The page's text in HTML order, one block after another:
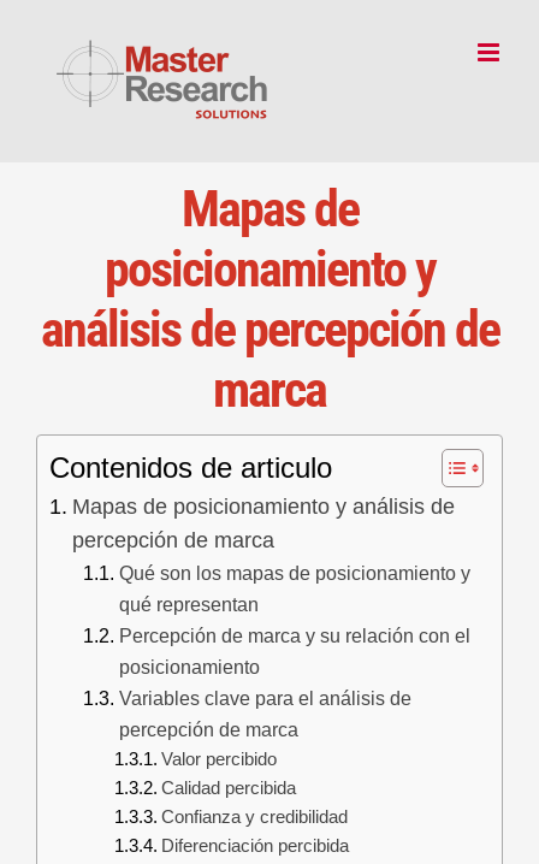
content
Mapas de
posicionamiento y
análisis de percepción de
marca
Contenidos de articulo
Mapas de posicionamiento y análisis de
percepción de marca
Qué son los mapas de posicionamiento y
qué representan
Percepción de marca y su relación con el
posicionamiento
Variables clave para el análisis de
percepción de marca
Valor percibido
Calidad percibida
Confianza y credibilidad
Diferenciación percibida